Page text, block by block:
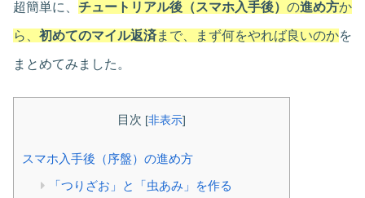
超簡単に、 チュートリアル後（スマホ入手後） の進め方か
ら、 初めてのマイル返済まで、まず何をやれば良いのかを
まとめてみました。
目次 [非表示]
スマホ入手後（序盤）の進め方
「つりざお」と「虫あみ」を作る